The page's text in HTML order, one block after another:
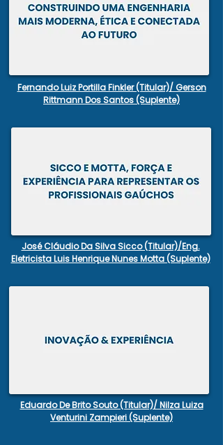
Fernando Luiz Portilla Finkler (Titular)/ Gerson
Rittmann Dos Santos (Suplente)
José Cláudio Da Silva Sicco (Titular)/Eng.
Eletricista Luis Henrique Nunes Motta (Suplente)
Eduardo De Brito Souto (Titular)/ Nilza Luiza
Venturini Zampieri (Suplente)